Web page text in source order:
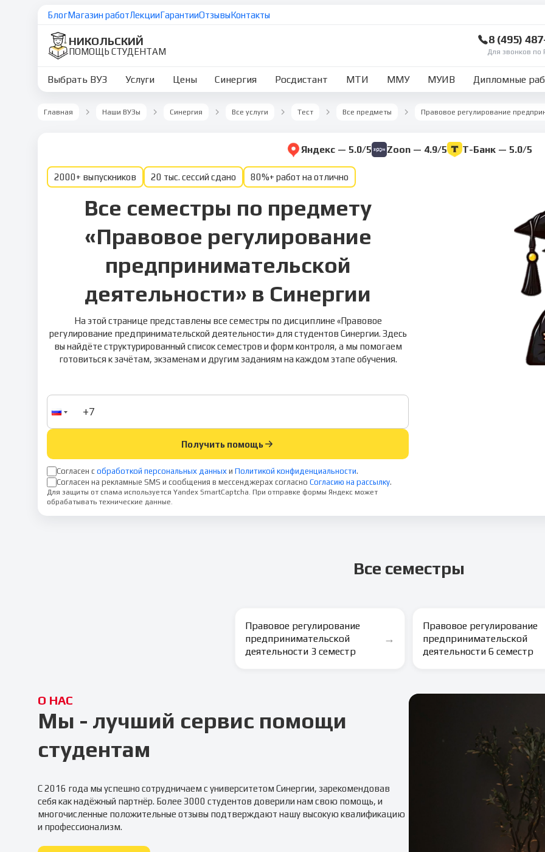
БлогМагазин работЛекцииГарантииОтзывыКонтакты
НИКОЛЬСКИЙ
ПОМОЩЬ СТУДЕНТАМ
8 (495)
Для звонков по
Выбрать ВУЗ Услуги Цены Синергия Росдистант МТИ ММУ МУИВ Дипломные
Главная Наши ВУЗы Синергия Все услуги Тест Все предметы
Яндекс — 5.0/5 Zoon — 4.9/5 Т-Банк — 5.0/5
2000+ выпускников 20 тыс. сессий сдано 80%+ работ на отлично
Все семестры по предмету
«Правовое регулирование
предпринимательской
деятельности» в Синергии
На этой странице представлены все семестры по дисциплине «Правовое
регулирование предпринимательской деятельности» для студентов Синергии. Здесь
вы найдёте структурированный список семестров и форм контроля, а мы помогаем
готовиться к зачётам, экзаменам и другим заданиям на каждом этапе обучения.
Получить помощь
Согласен с обработкой персональных данных и Политикой конфиденциальности.
Согласен на рекламные SMS и сообщения в мессенджерах согласно Согласию на рассылку.
Для защиты от спама используется Yandex SmartCaptcha. При отправке формы Яндекс может
обрабатывать технические данные.
Все семестры
Правовое регулирование
предпринимательской
деятельности 3 семестр
→
Правовое регулирование
предпринимательской
деятельности 6 семестр
О НАС
Мы - лучший сервис помощи
студентам
С 2016 года мы успешно сотрудничаем с университетом Синергии, зарекомендовав
себя как надёжный партнёр. Более 3000 студентов доверили нам свою помощь, и
многочисленные положительные отзывы подтверждают нашу высокую квалификацию
и профессионализм.